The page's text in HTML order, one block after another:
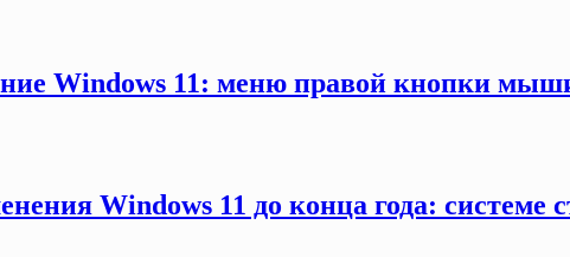
Windows 11: меню правой кнопки
Windows 11 до конца года: системе